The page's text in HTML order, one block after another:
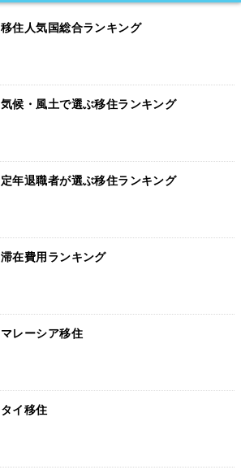
移住人気国総合ランキング
気候・風土で選ぶ移住ランキング
定年退職者が選ぶ移住ランキング
滞在費用ランキング
マレーシア移住
タイ移住